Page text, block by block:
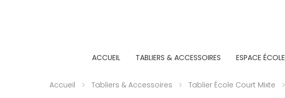
ACCUEIL TABLIERS & ACCESSOIRES ESPACE ÉCOLE
Accueil Tabliers & Accessoires Tablier École Court Mixte